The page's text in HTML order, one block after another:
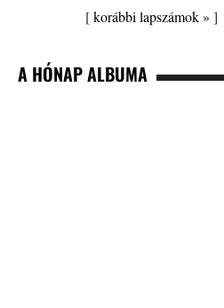
[korábbi lapszámok » ]
A HÓNAP ALBUMA